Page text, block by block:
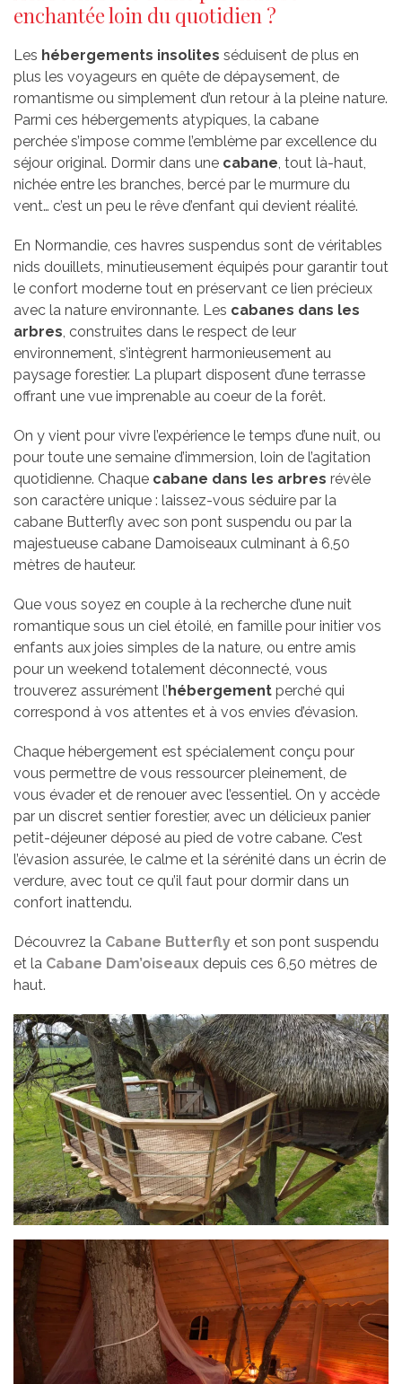
enchantée loin du quotidien ?
Les hébergements insolites séduisent de plus en
plus les voyageurs en quête de dépaysement, de
romantisme ou simplement d’un retour à la pleine nature.
Parmi ces hébergements atypiques, la cabane
perchée s’impose comme l’emblème par excellence du
séjour original. Dormir dans une cabane , tout là-haut,
nichée entre les branches, bercé par le murmure du
vent… c’est un peu le rêve d’enfant qui devient réalité.
En Normandie, ces havres suspendus sont de véritables
nids douillets, minutieusement équipés pour garantir tout
le confort moderne tout en préservant ce lien précieux
avec la nature environnante. Les cabanes dans les
arbres , construites dans le respect de leur
environnement, s’intègrent harmonieusement au
paysage forestier. La plupart disposent d’une terrasse
offrant une vue imprenable au coeur de la forêt.
On y vient pour vivre l’expérience le temps d’une nuit, ou
pour toute une semaine d’immersion, loin de l’agitation
quotidienne. Chaque cabane dans les arbres révèle
son caractère unique : laissez-vous séduire par la
cabane Butterfly avec son pont suspendu ou par la
majestueuse cabane Damoiseaux culminant à 6,50
mètres de hauteur.
Que vous soyez en couple à la recherche d’une nuit
romantique sous un ciel étoilé, en famille pour initier vos
enfants aux joies simples de la nature, ou entre amis
pour un weekend totalement déconnecté, vous
trouverez assurément l’hébergement perché qui
correspond à vos attentes et à vos envies d’évasion.
Chaque hébergement est spécialement conçu pour
vous permettre de vous ressourcer pleinement, de
vous évader et de renouer avec l’essentiel. On y accède
par un discret sentier forestier, avec un délicieux panier
petit-déjeuner déposé au pied de votre cabane. C’est
l’évasion assurée, le calme et la sérénité dans un écrin de
verdure, avec tout ce qu’il faut pour dormir dans un
confort inattendu.
Découvrez la Cabane Butterfly et son pont suspendu
et la Cabane Dam’oiseaux depuis ces 6,50 mètres de
haut.